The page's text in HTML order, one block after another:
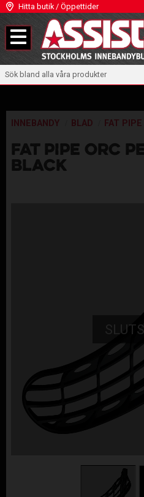
Meny
Hitta butik / Öppettider
INNEBANDY BLAD FAT
FAT PIPE ORC
BLACK